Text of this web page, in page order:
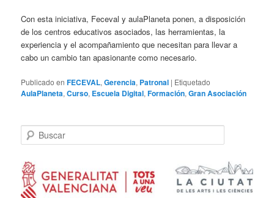
Con esta iniciativa, Feceval y aulaPlaneta ponen, a disposición
de los centros educativos asociados, las herramientas, la
experiencia y el acompañamiento que necesitan para llevar a
cabo un cambio tan apasionante como necesario.
Publicado en FECEVAL,Gerencia, Patronal | Etiquetado
AulaPlaneta,Curso, Escuela Digital,Formación,Gran Asociación
u
c
a
r